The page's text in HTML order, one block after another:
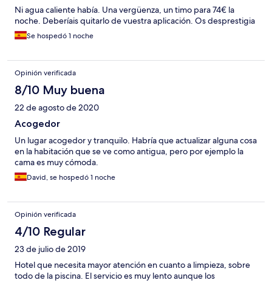
Ni agua caliente había. Una vergüenza, un timo para 74€ la
noche. Deberíais quitarlo de vuestra aplicación. Os desprestigia
Se hospedó 1 noche
Opinión verificada
8/10 Muy buena
22 de agosto de 2020
Acogedor
Un lugar acogedor y tranquilo. Habría que actualizar alguna cosa
en la habitación que se ve como antigua, pero por ejemplo la
cama es muy cómoda.
David, se hospedó 1 noche
Opinión verificada
4/10 Regular
23 de julio de 2019
Hotel que necesita mayor atención en cuanto a limpieza, sobre
todo de la piscina. El servicio es muy lento aunque los